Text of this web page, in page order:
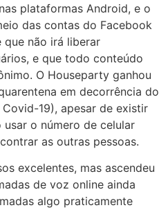
plataformas Android, e o
das contas do Facebook
que não irá liberar
e que todo conteúdo
O Houseparty ganhou
em decorrência do
19), apesar de existir
o número de celular
as outras pessoas.
excelentes, mas ascendeu
de voz online ainda
algo praticamente